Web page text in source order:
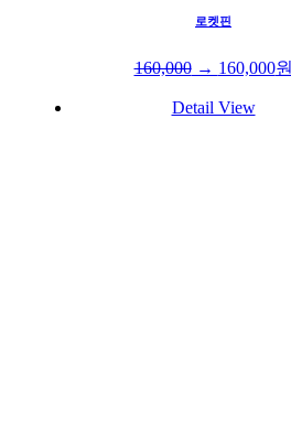
로켓핀
160,000→ 160,000원
Detail View